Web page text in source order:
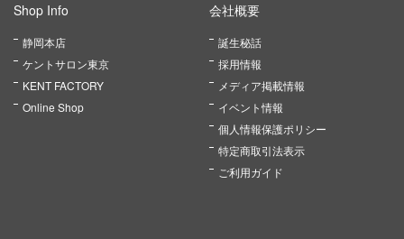
Shop Info
静岡本店
ケントサロン東京
KENT FACTORY
Online Shop
会社概要
誕生秘話
採用情報
メディア掲載情報
イベント情報
個人情報保護ポリシー
特定商取引法表示
ご利用ガイド